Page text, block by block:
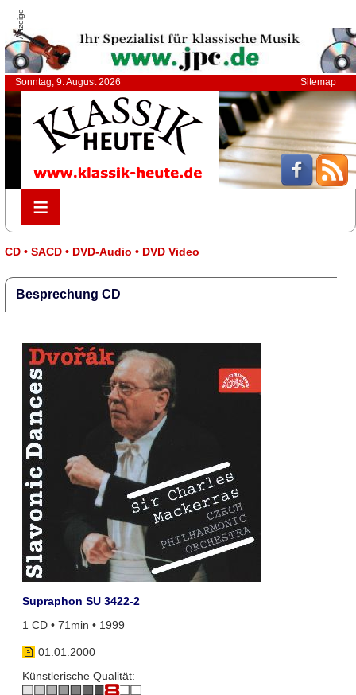
Anzeige
Sonntag, 9. August 2026 Sitemap
≡
≡
CD • SACD • DVD-Audio • DVD Video
Besprechung CD
Supraphon SU 3422-2
1 CD • 71min • 1999
01.01.2000
Künstlerische Qualität: